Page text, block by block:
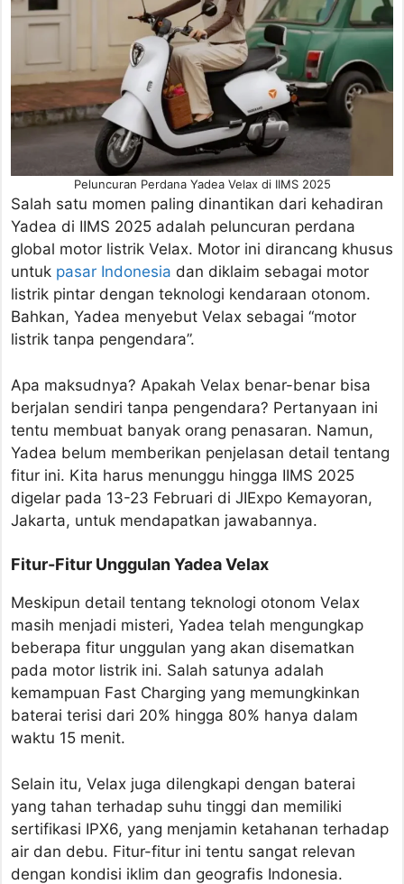
Peluncuran Perdana Yadea Velax di IIMS 2025
Salah satu momen paling dinantikan dari kehadiran
Yadea di IIMS 2025 adalah peluncuran perdana
global motor listrik Velax. Motor ini dirancang khusus
untuk pasar Indonesia dan diklaim sebagai motor
listrik pintar dengan teknologi kendaraan otonom.
Bahkan, Yadea menyebut Velax sebagai “motor
listrik tanpa pengendara”.
Apa maksudnya? Apakah Velax benar-benar bisa
berjalan sendiri tanpa pengendara? Pertanyaan ini
tentu membuat banyak orang penasaran. Namun,
Yadea belum memberikan penjelasan detail tentang
fitur ini. Kita harus menunggu hingga IIMS 2025
digelar pada 13-23 Februari di JIExpo Kemayoran,
Jakarta, untuk mendapatkan jawabannya.
Fitur-Fitur Unggulan Yadea Velax
Meskipun detail tentang teknologi otonom Velax
masih menjadi misteri, Yadea telah mengungkap
beberapa fitur unggulan yang akan disematkan
pada motor listrik ini. Salah satunya adalah
kemampuan Fast Charging yang memungkinkan
baterai terisi dari 20% hingga 80% hanya dalam
waktu 15 menit.
Selain itu, Velax juga dilengkapi dengan baterai
yang tahan terhadap suhu tinggi dan memiliki
sertifikasi IPX6, yang menjamin ketahanan terhadap
air dan debu. Fitur-fitur ini tentu sangat relevan
dengan kondisi iklim dan geografis Indonesia.